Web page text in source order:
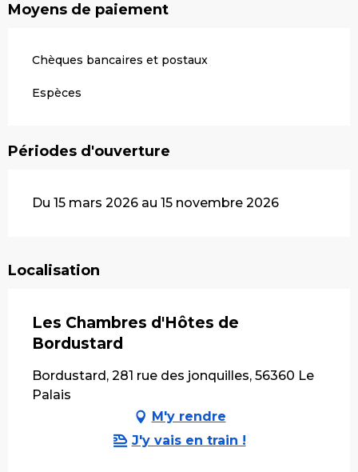
Moyens de paiement
Chèques bancaires et postaux
Espèces
Périodes d'ouverture
Du 15 mars 2026 au 15 novembre 2026
Localisation
Les Chambres d'Hôtes de
Bordustard
Bordustard, 281 rue des jonquilles, 56360 Le
Palais
M'y rendre
J'y vais en train !